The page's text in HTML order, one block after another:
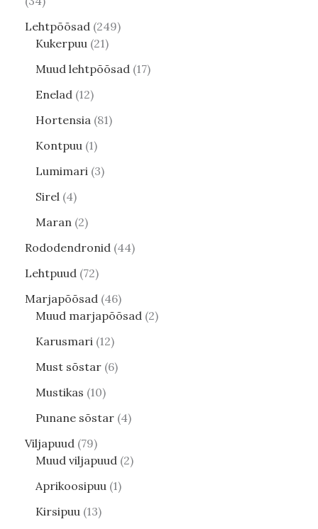
Lehtpõõsad 249
Kukerpuu 21
Muud lehtpõõsad 17
Enelad 12
Hortensia 81
Kontpuu 1
Lumimari 3
Sirel 4
Maran 2
Rododendronid 44
Lehtpuud 72
Marjapõõsad 46
Muud marjapõõsad 2
Karusmari 12
Must sõstar 6
Mustikas 10
Punane sõstar 4
Viljapuud 79
Muud viljapuud 2
Aprikoosipuu 1
Kirsipuu 13